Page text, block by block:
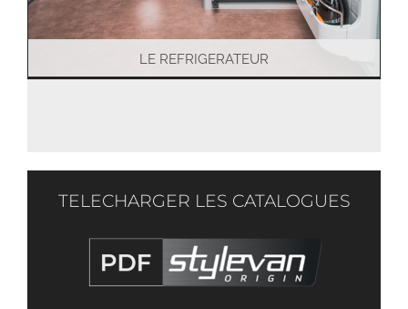
LE REFRIGERATEUR
TELECHARGER LES CATALOGUES